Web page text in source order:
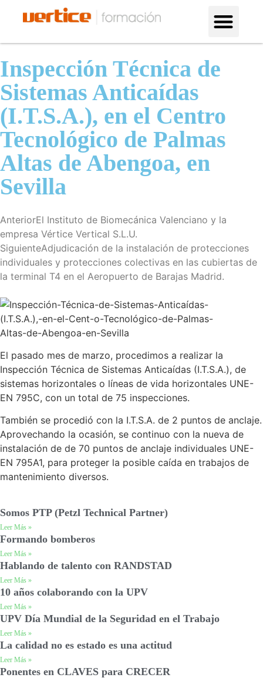
Inspección Técnica de
Sistemas Anticaídas
(I.T.S.A.), en el Centro
Tecnológico de Palmas
Altas de Abengoa, en
Sevilla
AnteriorEl Instituto de Biomecánica Valenciano y la
empresa Vértice Vertical S.L.U.
SiguienteAdjudicación de la instalación de protecciones
individuales y protecciones colectivas en las cubiertas de
la terminal T4 en el Aeropuerto de Barajas Madrid.
El pasado mes de marzo, procedimos a realizar la
Inspección Técnica de Sistemas Anticaídas (I.T.S.A.), de
sistemas horizontales o líneas de vida horizontales UNE-
EN 795C, con un total de 75 inspecciones.
También se procedió con la I.T.S.A. de 2 puntos de anclaje.
Aprovechando la ocasión, se continuo con la nueva de
instalación de de 70 puntos de anclaje individuales UNE-
EN 795A1, para proteger la posible caída en trabajos de
mantenimiento diversos.
Somos PTP (Petzl Technical Partner)
Leer Más »
Formando bomberos
Leer Más »
Hablando de talento con RANDSTAD
Leer Más »
10 años colaborando con la UPV
Leer Más »
UPV Día Mundial de la Seguridad en el Trabajo
Leer Más »
La calidad no es estado es una actitud
Leer Más »
Ponentes en CLAVES para CRECER